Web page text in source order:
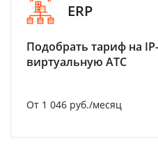
ERP
Подобрать тариф на
виртуальную АТС
От 1 046 руб./месяц